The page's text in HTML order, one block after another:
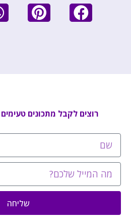
רוצים לקבל מתכונים טעימים
שליחה